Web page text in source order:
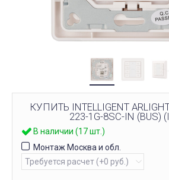
КУПИТЬ INTELLIGENT
223-1G-8SC-IN (BUS)
В наличии (17 шт.)
Монтаж Москва и обл.